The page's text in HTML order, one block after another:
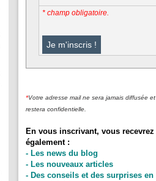
* champ obligatoire.
*Votre adresse mail ne sera jamais diffusée et
restera confidentielle.
En vous inscrivant, vous recevrez
également :
- Les news du blog
- Les nouveaux articles
- Des conseils et des surprises en